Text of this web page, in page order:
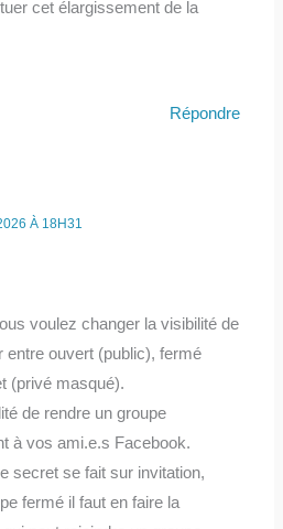
cet élargissement de la
Répondre
À 18H31
voulez changer la visibilité de
entre ouvert (public), fermé
(privé masqué).
de rendre un groupe
à vos ami.e.s Facebook.
secret se fait sur invitation,
fermé il faut en faire la